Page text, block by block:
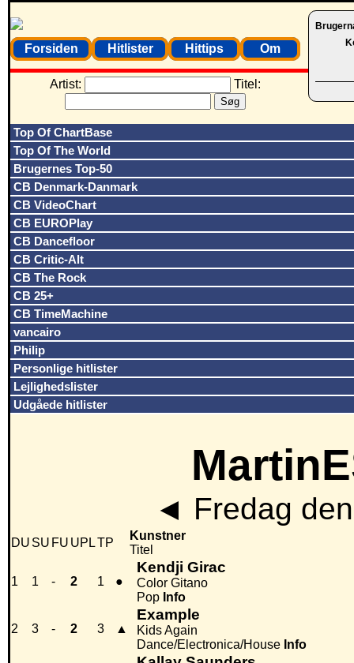
Forsiden Hitlister Hittips Om
Artist: Titel:
Top Of ChartBase
Top Of The World
Brugernes Top-50
CB Denmark-Danmark
CB VideoChart
CB EUROPlay
CB Dancefloor
CB Critic-Alt
CB The Rock
CB 25+
CB TimeMachine
vancairo
Philip
Personlige hitlister
Lejlighedslister
Udgåede hitlister
◄ Fredag
DU SU FU UPLTP
Kunstner
Titel
1 1 - 2 1 ●
Kendji Girac
Color Gitano
Pop Info
2 3 - 2 3 ▲
Example
Kids Again
Dance/Electronica/House Info